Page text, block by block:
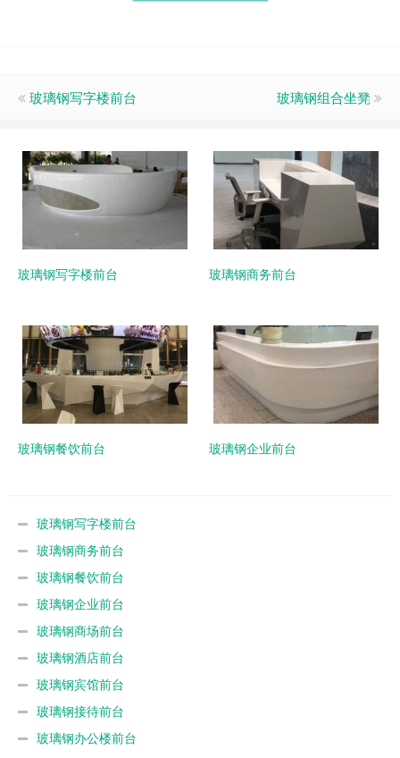
玻璃钢写字楼前台 玻璃钢组合坐凳
玻璃钢写字楼前台 玻璃钢商务前台
玻璃钢餐饮前台 玻璃钢企业前台
玻璃钢写字楼前台
玻璃钢商务前台
玻璃钢餐饮前台
玻璃钢企业前台
玻璃钢商场前台
玻璃钢酒店前台
玻璃钢宾馆前台
玻璃钢接待前台
玻璃钢办公楼前台